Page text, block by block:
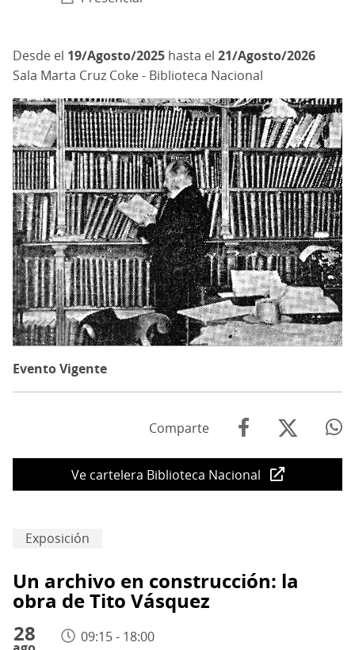
19/Agosto/2025 hasta el 21/Agosto/2026
Sala Marta Cruz Coke - Biblioteca Nacional
Evento Vigente
Comparte
Ve cartelera Biblioteca Nacional
Exposición
Un archivo en construcción: la
obra de Tito Vásquez
28
09:15 - 18:00